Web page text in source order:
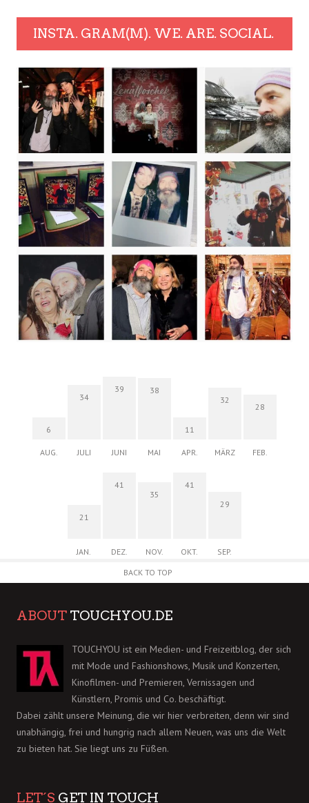
INSTA. GRAM(M). WE. ARE. SOCIAL.
6
AUG.
34
JULI
39
JUNI
38
MAI
11
APR.
32
MÄRZ
28
FEB.
21
JAN.
41
DEZ.
35
NOV.
41
OKT.
29
SEP.
BACK TO TOP
ABOUT TOUCHYOU.DE
TOUCHYOU ist ein Medien- und Freizeitblog, der sich
mit Mode und Fashionshows, Musik und Konzerten,
Kinofilmen- und Premieren, Vernissagen und
Künstlern, Promis und Co. beschäftigt.
Dabei zählt unsere Meinung, die wir hier verbreiten, denn wir sind
unabhängig, frei und hungrig nach allem Neuen, was uns die Welt
zu bieten hat. Sie liegt uns zu Füßen.
LET´S GET IN TOUCH